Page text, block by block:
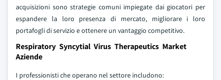
acquisizioni sono strategie comuni impiegate dai giocatori per
espandere la loro presenza di mercato, migliorare i loro
portafogli di servizio e ottenere un vantaggio competitivo.
Respiratory Syncytial Virus Therapeutics Market
Aziende
I professionisti che operano nel settore includono: